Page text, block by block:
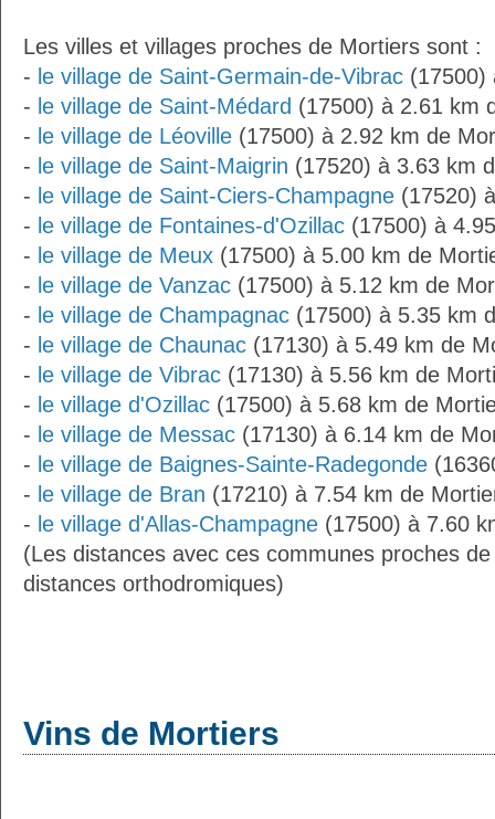
Les villes et villages proches de Mortiers sont :
- le village de Saint-Germain-de-Vibrac (17500)
- le village de Saint-Médard (17500) à 2.61 km
- le village de Léoville (17500) à 2.92 km de
- le village de Saint-Maigrin (17520) à 3.63 km
- le village de Saint-Ciers-Champagne (17520)
- le village de Fontaines-d'Ozillac (17500) à
- le village de Meux (17500) à 5.00 km de
- le village de Vanzac (17500) à 5.12 km de
- le village de Champagnac (17500) à 5.35 km
- le village de Chaunac (17130) à 5.49 km de
- le village de Vibrac (17130) à 5.56 km de
- le village d'Ozillac (17500) à 5.68 km de
- le village de Messac (17130) à 6.14 km de
- le village de Baignes-Sainte-Radegonde
- le village de Bran (17210) à 7.54 km de
- le village d'Allas-Champagne (17500) à 7.60
(Les distances avec ces communes proches
distances orthodromiques)
Vins de Mortiers